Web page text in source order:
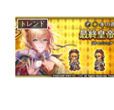
トレンド